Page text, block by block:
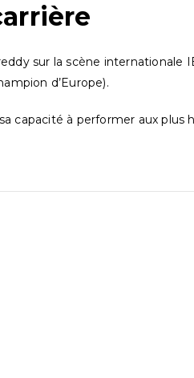
sur la scène internationale
d’Europe).
capacité à performer aux plus